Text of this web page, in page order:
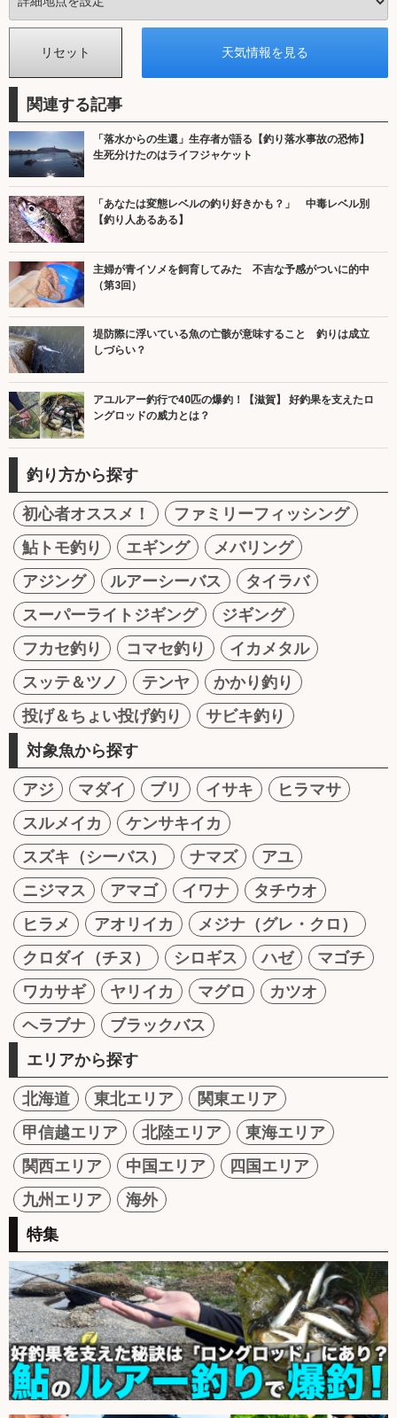
関連する記事
「落水からの生還」生存者が語る【釣り落水事故の恐怖】
生死分けたのはライフジャケット
「あなたは変態レベルの釣り好きかも？」 中毒レベル別
【釣り人あるある】
主婦が青イソメを飼育してみた 不吉な予感がついに的中
（第3回）
堤防際に浮いている魚の亡骸が意味すること 釣りは成立
しづらい？
アユルアー釣行で40匹の爆釣！【滋賀】 好釣果を支えたロ
ングロッドの威力とは？
釣り方から探す
初心者オススメ！
ファミリーフィッシング
鮎トモ釣り
エギング
メバリング
アジング
ルアーシーバス
タイラバ
スーパーライトジギング
ジギング
フカセ釣り
コマセ釣り
イカメタル
スッテ＆ツノ
テンヤ
かかり釣り
投げ＆ちょい投げ釣り
サビキ釣り
対象魚から探す
アジ マダイ ブリ イサキ
ヒラマサ
スルメイカ
ケンサキイカ
スズキ（シーバス）
ナマズ
アユ
ニジマス
アマゴ イワナ
タチウオ
ヒラメ
アオリイカ
メジナ（グレ・クロ）
クロダイ（チヌ）
シロギス ハゼ
マゴチ
ワカサギ
ヤリイカ マグロ
カツオ
ヘラブナ
ブラックバス
エリアから探す
北海道 東北エリア
関東エリア
甲信越エリア
北陸エリア
東海エリア
関西エリア
中国エリア
四国エリア
九州エリア
海外
特集